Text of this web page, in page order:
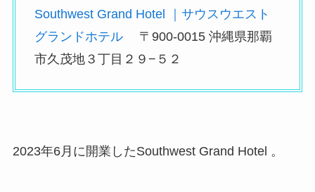
Southwest Grand Hotel ｜サウスウエスト
グランドホテル〒900-0015 沖縄県那覇
市久茂地３丁目２９−５２
2023年6月に開業したSouthwest Grand Hotel 。